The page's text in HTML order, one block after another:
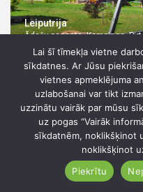
Leiputrija
Ādažu pagasts, Kempings,
Lai šī tīmekļa vietne
sīkdatnes. Ar Jūsu
vietnes apmeklējuma
uzlabošanai var tikt
uzzinātu vairāk par mūsu
uz pogas “Vairāk
sīkdatnēm, noklikšķinot
noklikšķinot
Piekrītu